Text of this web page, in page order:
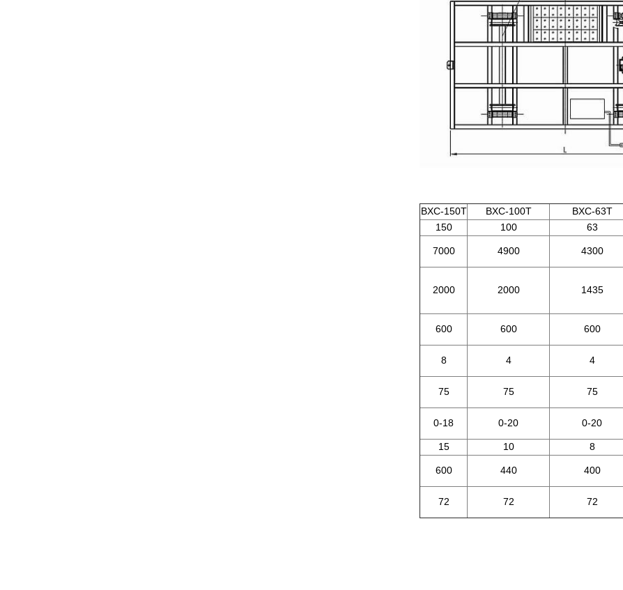
BXC-63T
BXC-100T
BXC-150T
63
100
150
4300
4900
7000
1435
2000
2000
600
600
600
4
4
8
75
75
75
0-20
0-20
0-18
8
10
15
400
440
600
72
72
72